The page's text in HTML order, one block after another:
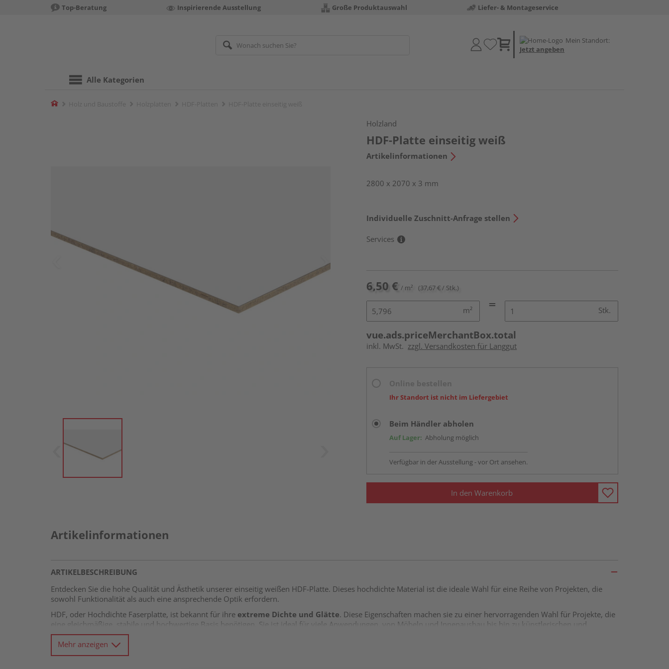
Top-Beratung Inspirierende Ausstellung Große Produktauswahl Liefer- & Montageservice
Mein Standort:
Jetzt angeben
Alle Kategorien
Home
Holzland
HDF-Platte einseitig weiß
Artikelinformationen
2800 x 2070 x 3 mm
Individuelle Zuschnitt-Anfrage stellen
Services
6,50 € / m² (37,67 € / Stk.)
m² Stk.
vue.ads.priceMerchantBox.total
inkl. MwSt. zzgl. Versandkosten für Langgut
Ihr Standort ist nicht im Liefergebiet
Beim Händler abholen
Auf Lager: Abholung möglich
Verfügbar in der Ausstellung - vor Ort ansehen.
In den Warenkorb
Artikelinformationen
ARTIKELBESCHREIBUNG
Entdecken Sie die hohe Qualität und Ästhetik unserer einseitig weißen HDF-Platte. Dieses hochdichte Material ist die ideale Wahl für eine Reihe von Projekten, die
sowohl Funktionalität als auch eine ansprechende Optik erfordern.
HDF, oder Hochdichte Faserplatte, ist bekannt für ihre extreme Dichte und Glätte. Diese Eigenschaften machen sie zu einer hervorragenden Wahl für Projekte, die
eine gleichmäßige, stabile und hochwertige Basis benötigen. Sie ist ideal für viele Anwendungen, von Möbeln und Innenausbau bis hin zu künstlerischen und
dekorativen Projekten.
Ein herausragendes Merkmal unserer HDF-Platte ist ihre
ansprechende Optik, die den Ästhetikwert jedes Projekts steigert. Sie bietet auch eine praktische, fertige Oberfläche, die keine zusätzliche Behandlung erfordert.
Mehr anzeigen